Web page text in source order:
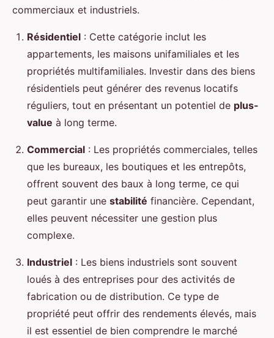
commerciaux et industriels.
Résidentiel : Cette catégorie inclut les
appartements, les maisons unifamiliales et les
propriétés multifamiliales. Investir dans des biens
résidentiels peut générer des revenus locatifs
réguliers, tout en présentant un potentiel de plus-
value à long terme.
Commercial : Les propriétés commerciales, telles
que les bureaux, les boutiques et les entrepôts,
offrent souvent des baux à long terme, ce qui
peut garantir une stabilité financière. Cependant,
elles peuvent nécessiter une gestion plus
complexe.
Industriel : Les biens industriels sont souvent
loués à des entreprises pour des activités de
fabrication ou de distribution. Ce type de
propriété peut offrir des rendements élevés, mais
il est essentiel de bien comprendre le marché